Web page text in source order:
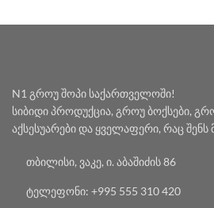
N1 გროუ შოპი საქართველოში!
სიბიდი პროდუქცია, გროუ ბოქსები,
აქსესუარები და ყველაფერი, რაც შენს
თბილისი, ვაკე, ი. აბაშიძის 86
ტელეფონი: +995 555 310 420